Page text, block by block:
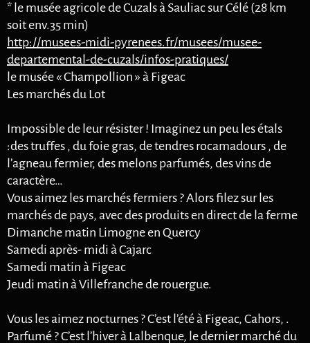
* le musée agricole de Cuzals à Sauliac sur Célé (28 km
soit env.35 min)
http://musees-midi-pyrenees.fr/musees/musee-
departemental-de-cuzals/infos-pratiques/
le musée « Champollion » à Figeac
Les marchés du Lot
Impossible de leur résister ! Imaginez un peu les étals
:des truffes , du foie gras, de tendres rocamadours , de
l’agneau fermier, des melons parfumés, des vins de
caractère…
Vous aimez les marchés fermiers ? Alors filez sur les
marchés de pays, avec des produits en direct de la ferme
Dimanche matin Limogne en Quercy
Samedi après- midi à Cajarc
Samedi matin à Figeac
Jeudi matin à Villefranche de rouergue.
Vous les aimez nocturnes ? C’est l’été à Figeac, Cahors, .
Parfumé ? C’est l’hiver à Lalbenque, le dernier marché du